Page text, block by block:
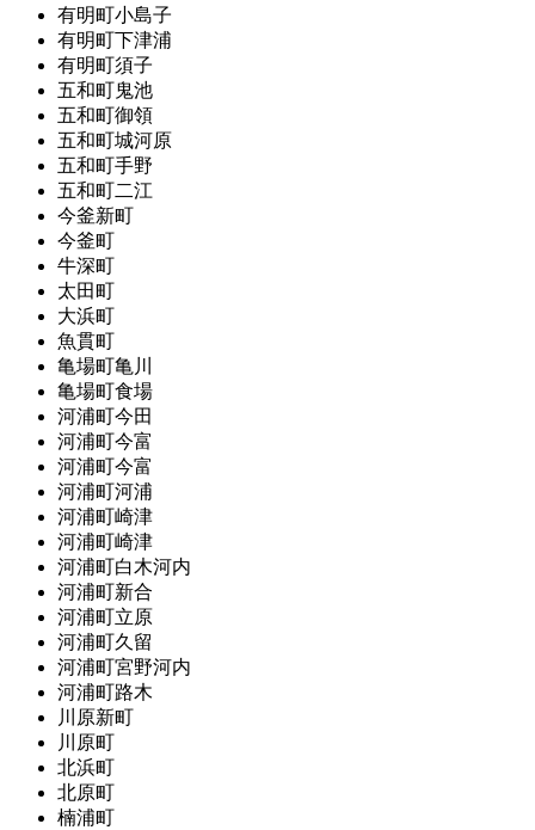
有明町小島子
有明町下津浦
有明町須子
五和町鬼池
五和町御領
五和町城河原
五和町手野
五和町二江
今釜新町
今釜町
牛深町
太田町
大浜町
魚貫町
亀場町亀川
亀場町食場
河浦町今田
河浦町今富
河浦町今富
河浦町河浦
河浦町崎津
河浦町崎津
河浦町白木河内
河浦町新合
河浦町立原
河浦町久留
河浦町宮野河内
河浦町路木
川原新町
川原町
北浜町
北原町
楠浦町